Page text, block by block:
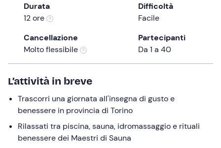
question
get
the
keyboard
shortcuts
changing
dates.
Durata
12 ore
Difficoltà
Facile
Cancellazione
Molto flessibile
Partecipanti
Da 1 a 40
L’attività in breve
Trascorri una giornata all'insegna di gusto e
benessere in provincia di Torino
Rilassati tra piscina, sauna, idromassaggio e rituali
benessere dei Maestri di Sauna